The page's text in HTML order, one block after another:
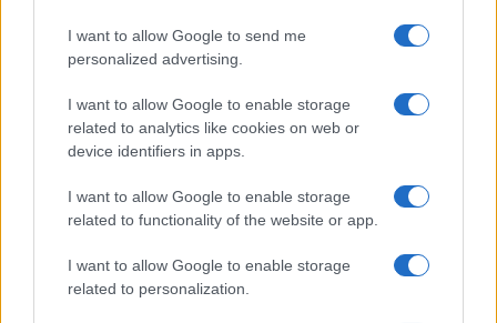
I want to allow Google to send me
personalized advertising.
I want to allow Google to enable storage
related to analytics like cookies on web or
device identifiers in apps.
I want to allow Google to enable storage
related to functionality of the website or app.
I want to allow Google to enable storage
related to personalization.
«Η εκπαίδευση στο Ρέθυμνο κατά
και μετά την έλευση των
προσφύγων»
Μουσικά Σχολεία: Εγκρίθηκε η
συγχρηματοδότηση μέσω ΕΣΠΑ –